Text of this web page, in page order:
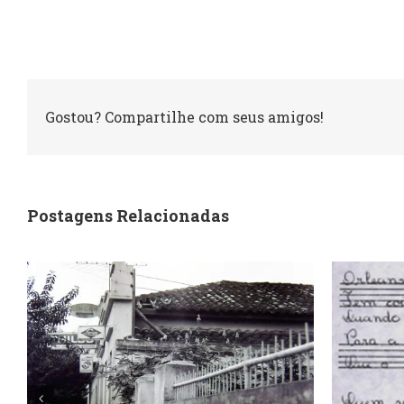
Gostou? Compartilhe com seus amigos!
Postagens Relacionadas